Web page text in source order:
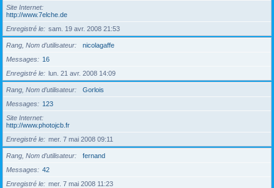
Site Internet
http://www.7elche.de
Enregistré le
sam. 19 avr. 2008 21:53
Rang, Nom d’utilisateur
nicolagaffe
Messages
16
Enregistré le
lun. 21 avr. 2008 14:09
Rang, Nom d’utilisateur
Gorlois
Messages
123
Site Internet
http://www.photojcb.fr
Enregistré le
mer. 7 mai 2008 09:11
Rang, Nom d’utilisateur
fernand
Messages
42
Enregistré le
mer. 7 mai 2008 11:23